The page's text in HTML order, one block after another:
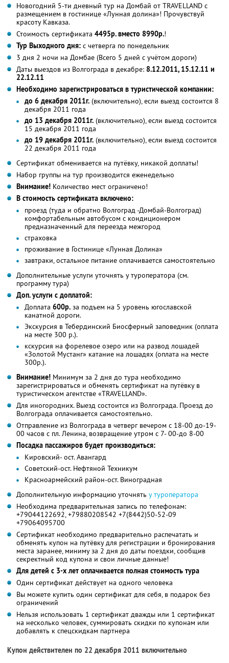
Новогодний 5-ти дневный тур на Домбай от TRAVELLAND с
размещением в гостинице «Лунная долина»! Прочувствуй
красоту Кавказа.
Стоимость сертификата 4495р. вместо 8990р.!
Тур Выходного дня: с четверга по понедельник
3 дня 2 ночи на Домбае (Всего 5 дней с учётом дороги)
Даты выездов из Волгограда в декабре: 8.12.2011, 15.12.11 и
22.12.11
Необходимо зарегистрироваться в туристической компании:
до 6 декабря 2011г. (включительно), если выезд состоится 8
декабря 2011 года
до 13 декабря 2011г. (включительно), если выезд состоится
15 декабря 2011 года
до 19 декабря 2011г. (включительно), если выезд состоится
22 декабря 2011 года
Сертификат обменивается на путёвку, никакой доплаты!
Набор группы на тур производится еженедельно
Внимание! Количество мест ограничено!
В стоимость сертификата включено:
проезд (туда и обратно Волгоград -Домбай-Волгоград)
комфортабельным автобусом с кондиционером
предназначенный для переезда межгород
страховка
проживание в Гостинице «Лунная Долина»
завтраки, остальное питание оплачивается самостоятельно
Дополнительные услуги уточнять у туроператора (см.
программу тура)
Доп. услуги с доплатой:
Доплата 600р. за подъем на 5 уровень югославской
канатной дороги.
Экскурсия в Тебердинский Биосферный заповедник (оплата
на месте 300 р.).
кскурсия на форелевое озеро или на развод лошадей
«Золотой Мустанг» катание на лошадях (оплата на месте
300р.).
Внимание! Минимум за 2 дня до тура необходимо
зарегистрироваться и обменять сертификат на путёвку в
туристическом агентстве «TRAVELLAND».
Для иногородних. Выезд состоится из Волгограда. Проезд до
Волгограда оплачивается самостоятельно.
Отправление из Волгограда в четверг вечером с 18-00 до-19-
00 часов с пл. Ленина, возвращение утром с 7- 00-до 8-00
Посадка пассажиров будет производиться:
Кировский- ост. Авангард
Советский-ост. Нефтяной Техникум
Красноармейский район-ост. Виноградная
Дополнительную информацию уточнять у туроператора
Необходима предварительная запись по телефонам:
+79044122692, +79880208542 +7(8442)50-52-09
+79064095700
Сертификат необходимо предварительно распечатать и
обменять купон на путёвку для регистрации и бронирования
места заранее, миниму за 2 дня до даты поездки, сообщив
секректный код купона и свои личные данные!
Для детей с 3-х лет оплачивается полная стоимость тура
Один сертификат действует на одного человека
Вы можете купить один сертификат для себя, в подарок без
ограничений
Нельзя использовать 1 сертификат дважды или 1 сертификат
на несколько человек, суммировать скидки по купонам или
добавлять к спецскидкам партнера
Купон действителен по 22 декабря 2011 включительно